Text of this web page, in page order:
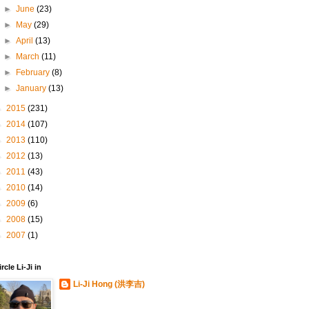
►June(23)
►
May(29)
►April(13)
►
March(11)
►
February(8)
►January(13)
2015 (231)
2014 (107)
2013 (110)
2012 (13)
2011 (43)
2010 (14)
2009 (6)
2008 (15)
2007 (1)
Li-Ji in
Li-Ji Hong (洪李吉)